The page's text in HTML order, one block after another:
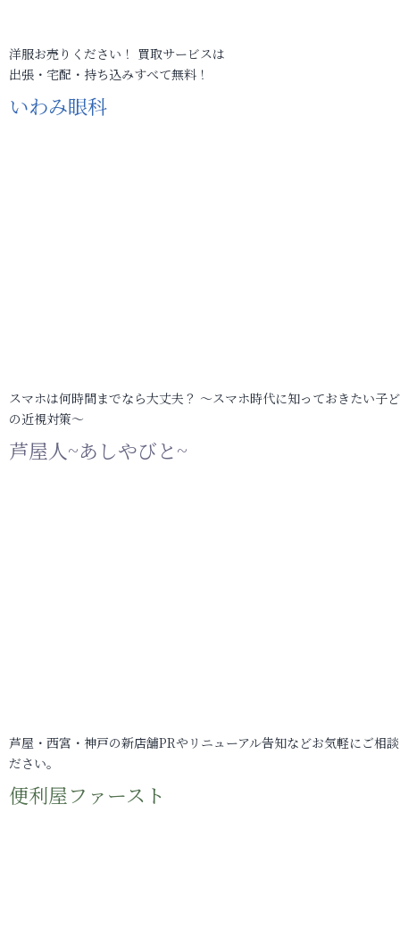
洋服お売りください！ 買取サービスは
出張・宅配・持ち込みすべて無料！
いわみ眼科
スマホは何時間までなら大丈夫？ ～スマホ時代に知っておきたい子
の近視対策～
芦屋人~あしやびと~
芦屋・西宮・神戸の新店舗PRやリニューアル告知などお気軽にご相
ださい。
便利屋ファースト